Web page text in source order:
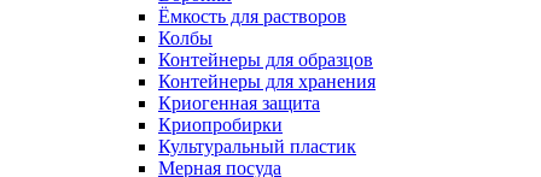
Ёмкость для растворов
Колбы
Контейнеры для образцов
Контейнеры для хранения
Криогенная защита
Криопробирки
Культуральный пластик
Мерная посуда